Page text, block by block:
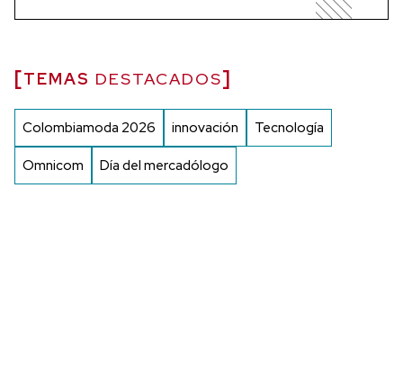
TEMAS DESTACADOS
Colombiamoda 2026 innovación Tecnología
Omnicom Día del mercadólogo